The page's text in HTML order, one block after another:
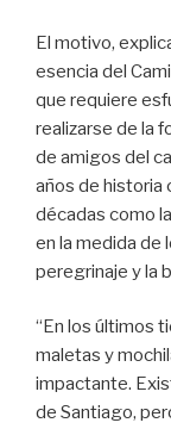
El motivo,
esencia del
que requiere
realizarse de la
de amigos del
años de historia
décadas como
en la medida de
peregrinaje y la
“En los últimos
maletas y
impactante.
de Santiago,